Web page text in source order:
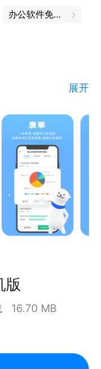
限，文档安全尽在
，版权有保障。
-意见反馈”进行
办公软件免费版
档，多人共同查看
多设备实时同步，
据，在线考试、打
。
展开
版
16.70 MB